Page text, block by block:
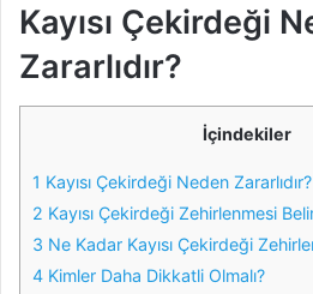
Kayısı Çekirdeği
Zararlıdır?
İçindekiler
1 Kayısı Çekirdeği Neden Zararlıdır?
2 Kayısı Çekirdeği Zehirlenmesi
3 Ne Kadar Kayısı Çekirdeği
4 Kimler Daha Dikkatli Olmalı?